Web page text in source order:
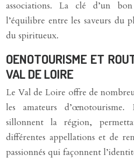
associations. La clé d’un
l’équilibre entre les saveurs du
du spiritueux.
OENOTOURISME ET
VAL DE LOIRE
Le Val de Loire offre de
les amateurs
sillonnent la région,
différentes appellations et de
passionnés qui façonnent